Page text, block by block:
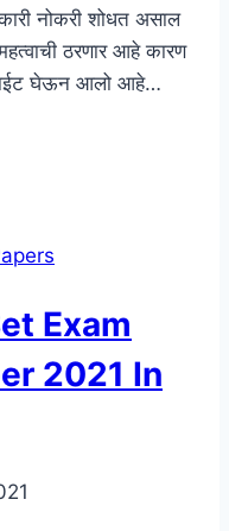
नोकरी शोधत असाल
ठरणार आहे कारण
घेऊन आलो आहे…
Exam
2021 In